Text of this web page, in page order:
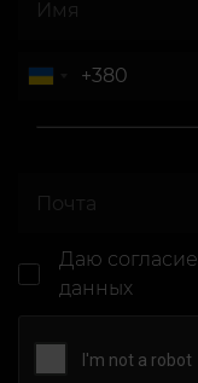
Даю согласие
данных